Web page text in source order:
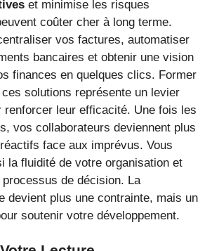
et minimise les risques
coûter cher à long terme.
vos factures, automatiser
bancaires et obtenir une vision
finances en quelques clics. Former
solutions représente un levier
renforcer leur efficacité. Une fois les
vos collaborateurs deviennent plus
face aux imprévus. Vous
la fluidité de votre organisation et
de décision. La
devient plus une contrainte, mais un
soutenir votre développement.